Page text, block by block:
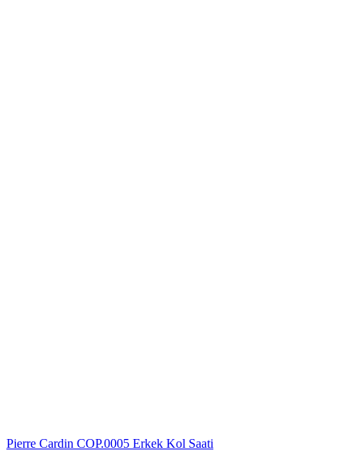
Pierre Cardin COP.0005 Erkek Kol Saati